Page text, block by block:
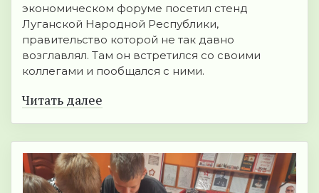
экономическом форуме посетил стенд
Луганской Народной Республики,
правительство которой не так давно
возглавлял. Там он встретился со своими
коллегами и пообщался с ними.
Читать далее